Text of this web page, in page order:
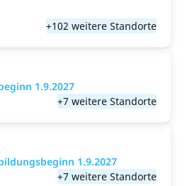
+102 weitere Standorte
1.9.2027
+7 weitere Standorte
1.9.2027
+7 weitere Standorte